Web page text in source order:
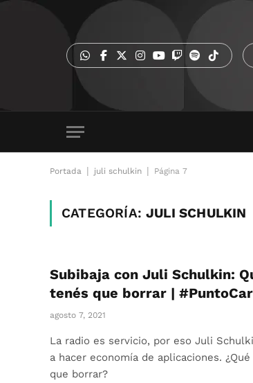
Portada juli schulkin Página 7
CATEGORÍA:JULI SCHULKIN
Subibaja con Juli Schulkin:
tenés que borrar |
agosto 7, 2021
La radio es servicio, por eso Juli
a hacer economía de aplicaciones.
que borrar?